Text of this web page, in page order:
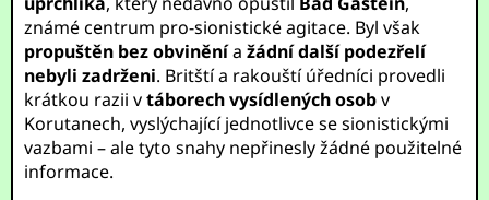
známé centrum pro-sionistické agitace. Byl však
propuštěn bez obviněníažádní další podezřelí
nebyli zadrženi. Britští a rakouští úředníci provedli
krátkou razii vtáborech vysídlených osobv
Korutanech, vyslýchající jednotlivce se sionistickými
vazbami – ale tyto snahy nepřinesly žádné použitelné
informace.